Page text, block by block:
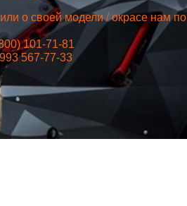
о своей модели / окрасе нам
101-71-81
567-77-33